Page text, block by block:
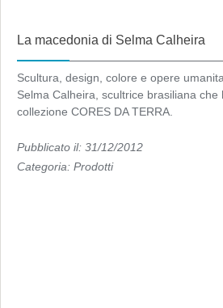
La macedonia di Selma Calheira
Scultura, design, colore e opere
Selma Calheira, scultrice brasiliana che
collezione CORES DA TERRA.
Pubblicato il: 31/12/2012
Categoria: Prodotti